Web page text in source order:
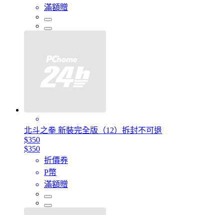
滿額贈
北斗之拳 新裝完全版（12）拆封不可退
$350
$350
折價券
P幣
滿額贈